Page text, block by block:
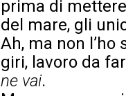
prima di
del mare, gli
Ah, ma non l’ho
giri, lavoro da
ne vai.